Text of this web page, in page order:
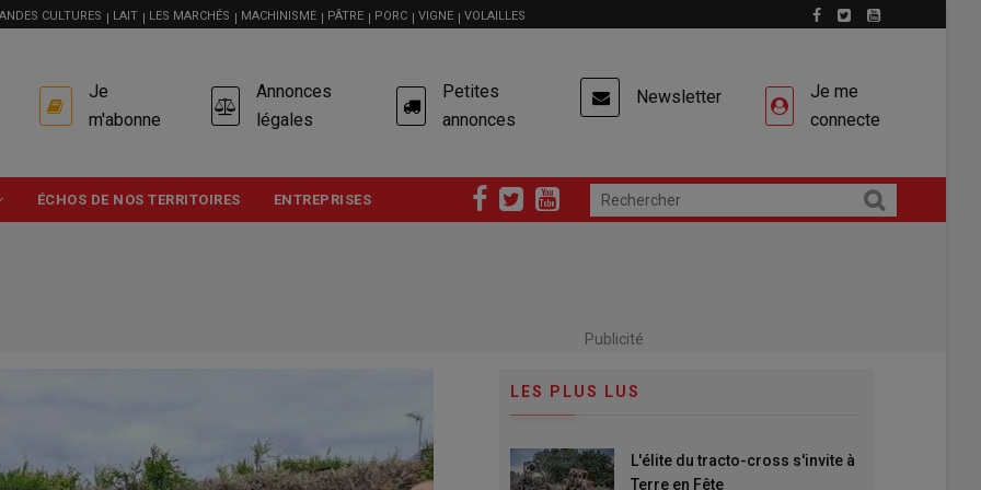
CULTURES LAIT LES MARCHÉS MACHINISME PÂTRE PORC VIGNE VOLAILLES
USER
ACCOUNT
MENU
Je
m'abonne
Annonces
légales
Petites
annonces
Newsletter
Je me
connecte
ÉCHOS DE NOS TERRITOIRES ENTREPRISES
Publicité
LES PLUS LUS
L'élite du tracto-cross s'invite à
Terre en Fête